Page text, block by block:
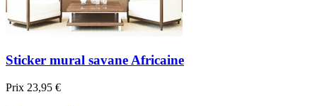
Sticker mural savane Africaine
Prix 23,95 €